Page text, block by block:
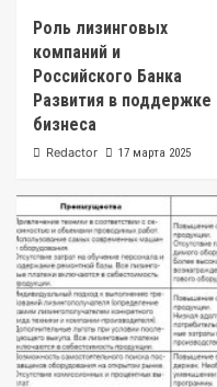
Роль лизинговых
компаний и
Российского Банка
Развития в поддержке
бизнеса
Redactor 17 марта 2025